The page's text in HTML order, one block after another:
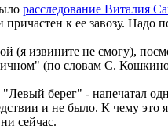
расследование Виталия
к ее завозу.
извините не смогу),
(по словам С.
берег" - напечатал
и не было. К чему это
сейчас.